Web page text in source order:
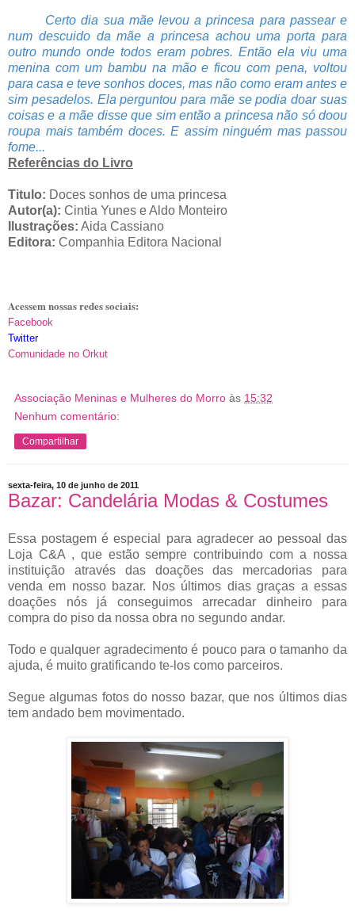
Certo dia sua mãe levou a princesa para passear e
num descuido da mãe a princesa achou uma porta para
outro mundo onde todos eram pobres. Então ela viu uma
menina com um bambu na mão e ficou com pena, voltou
para casa e teve sonhos doces, mas não como eram antes e
sim pesadelos. Ela perguntou para mãe se podia doar suas
coisas e a mãe disse que sim então a princesa não só doou
roupa mais também doces. E assim ninguém mas passou
fome...
Referências do Livro
Titulo: Doces sonhos de uma princesa
Autor(a): Cintia Yunes e Aldo Monteiro
Ilustrações: Aida Cassiano
Editora: Companhia Editora Naciona
Acessem nossas redes sociais:
Facebook
Twitter
Comunidade no Orkut
Associação Meninas e Mulheres do Morro às 15:32
Nenhum comentário:
Compartilhar
sexta-feira, 10 de junho de 2011
Bazar: Candelária Modas & Costumes
Essa postagem é especial para agradecer ao pessoal das
Loja C&A , que estão sempre contribuindo com a nossa
instituição através das doações das mercadorias para
venda em nosso bazar. Nos últimos dias graças a essas
doações nós já conseguimos arrecadar dinheiro para
compra do piso da nossa obra no segundo andar.
Todo e qualquer agradecimento é pouco para o tamanho da
ajuda, é muito gratificando te-los como parceiros.
Segue algumas fotos do nosso bazar, que nos últimos dias
tem andado bem movimentado.